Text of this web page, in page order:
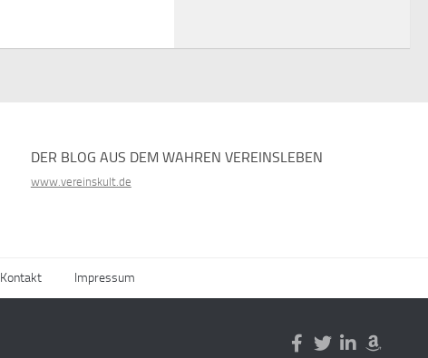
DER BLOG AUS DEM WAHREN VEREINSLEBEN
www.vereinskult.de
Kontakt Impressum